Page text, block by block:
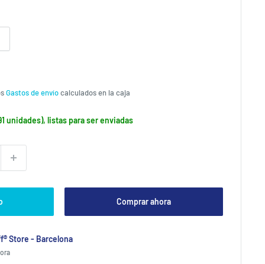
Gastos de envíocalculados en la caja
unidades), listas para ser enviadas
Comprar ahora
Store - Barcelona